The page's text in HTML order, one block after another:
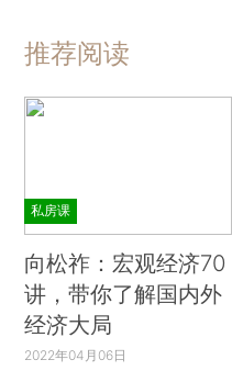
推荐阅读
私房课
向松祚：宏观经济70
讲，带你了解国内外
经济大局
2022年04月06日